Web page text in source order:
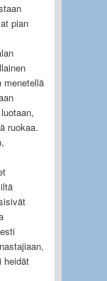
pian
menetellä
ruokaa.
heidät